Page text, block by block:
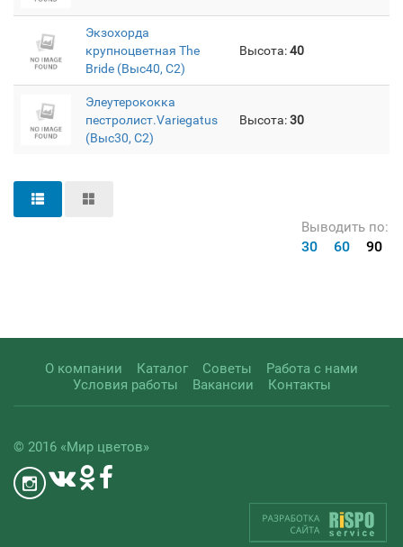
Экзохорда
крупноцветная The
Bride (Выс40, C2)
Высота:40
Элеутерококка
пестролист.Variegatus
(Выс30, С2)
Высота:30
Выводить по:
30 60 90
О компании Каталог Советы
Работа с нами
Условия работы
Вакансии Контакты
© 2016 «Мир цветов»